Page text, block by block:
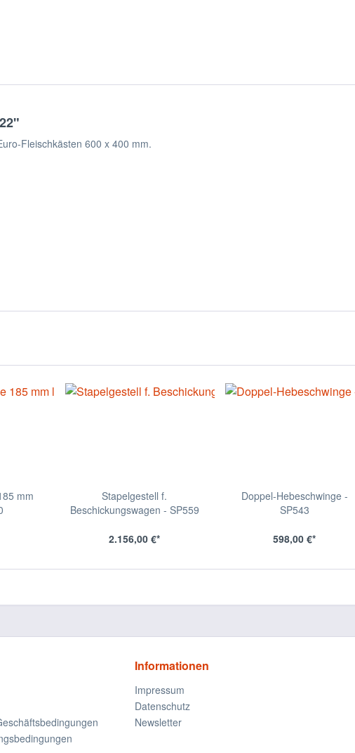
Fleischkästen 600 x 400 mm.
mm
Stapelgestell f.
Beschickungswagen - SP559
2.156,00 €*
Doppel-Hebeschwinge -
SP543
598,00 €*
Informationen
Impressum
Datenschutz
Newsletter